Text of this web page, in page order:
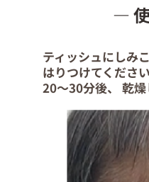
―
ティッシュにしみ
はりつけてください
20～30分後、 乾